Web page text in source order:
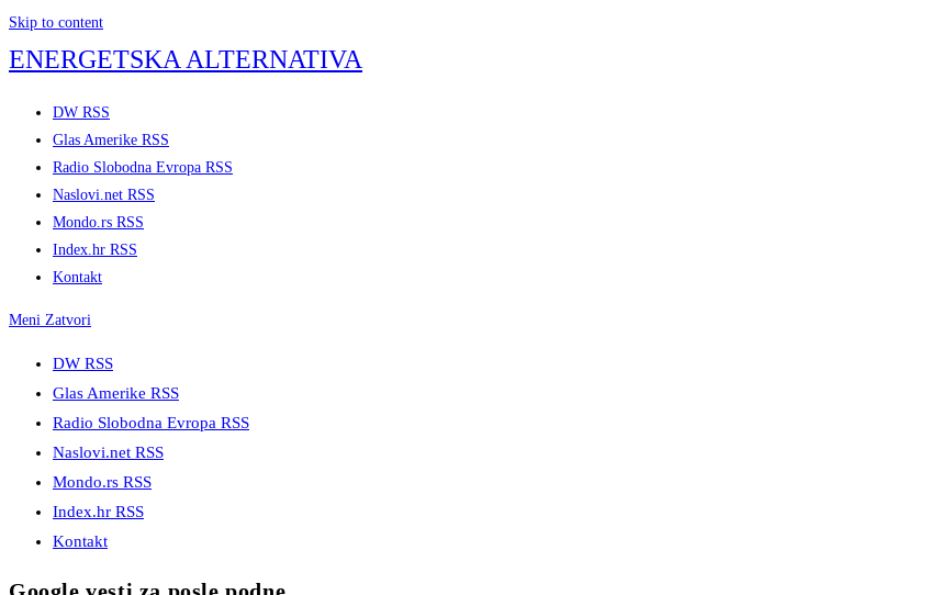
Skip to content
ENERGETSKA ALTERNATIVA
DW RSS
Glas Amerike RSS
Radio Slobodna Evropa RSS
Naslovi.net RSS
Mondo.rs RSS
Index.hr RSS
Kontakt
Meni Zatvori
DW RSS
Glas Amerike RSS
Radio Slobodna Evropa RSS
Naslovi.net RSS
Mondo.rs RSS
Index.hr RSS
Kontakt
Google vesti za posle podne